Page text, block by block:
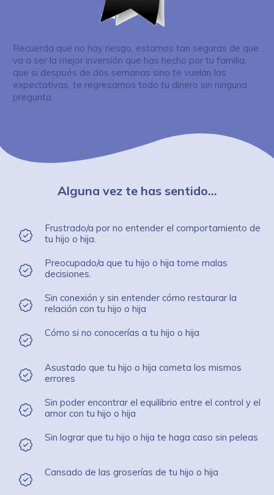
Recuerda que no hay riesgo, estamos tan seguras de que
va a ser la mejor inversión que has hecho por tu familia,
que si después de dos semanas sino te vuelan las
expectativas, te regresamos todo tu dinero sin ninguna
pregunta.
Alguna vez te has sentido...
Frustrado/a por no entender el comportamiento de
tu hijo o hija.
Preocupado/a que tu hijo o hija tome malas
decisiones.
Sin conexión y sin entender cómo restaurar la
relación con tu hijo o hija
Cómo si no conocerías a tu hijo o hija
Asustado que tu hijo o hija cometa los mismos
errores
Sin poder encontrar el equilibrio entre el control y el
amor con tu hijo o hija
Sin lograr que tu hijo o hija te haga caso sin peleas
Cansado de las groserías de tu hijo o hija